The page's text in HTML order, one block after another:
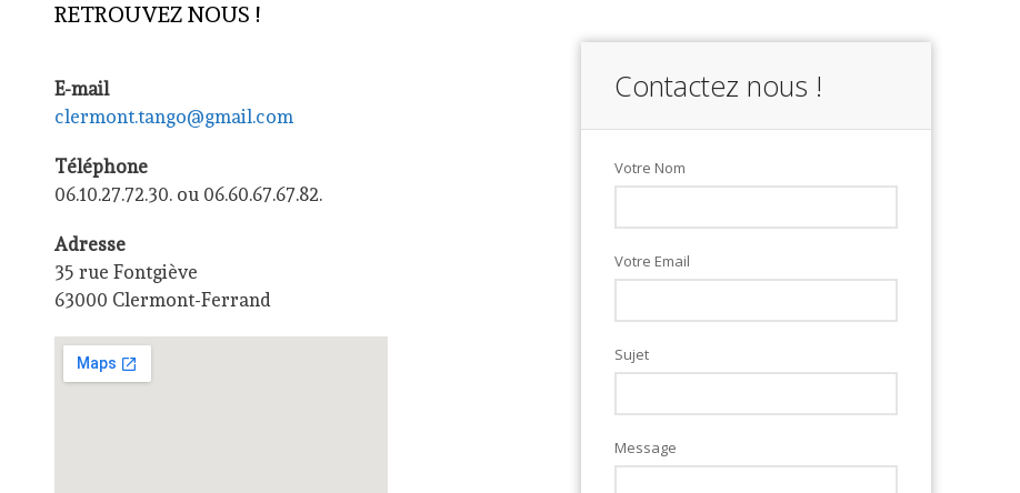
RETROUVEZ NOUS !
E-mail
clermont.tango@gmail.com
Téléphone
06.10.27.72.30. ou 06.60.67.67.82.
Adresse
35 rue Fontgiève
63000 Clermont-Ferrand
Contactez nous !
Votre Nom
Votre Email
Sujet
Message